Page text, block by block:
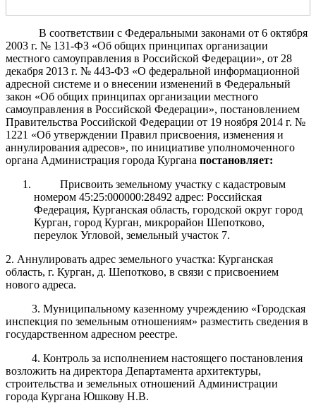
В соответствии с Федеральными законами от 6 октября
2003 г. № 131-ФЗ «Об общих принципах организации
местного самоуправления в Российской Федерации», от 28
декабря 2013 г. № 443-ФЗ «О федеральной информационной
адресной системе и о внесении изменений в Федеральный
закон «Об общих принципах организации местного
самоуправления в Российской Федерации», постановлением
Правительства Российской Федерации от 19 ноября 2014 г. №
1221 «Об утверждении Правил присвоения, изменения и
аннулирования адресов», по инициативе уполномоченного
органа Администрация города Кургана постановляет:
Присвоить земельному участку с кадастровым
номером 45:25:000000:28492 адрес: Российская
Федерация, Курганская область, городской округ город
Курган, город Курган, микрорайон Шепотково,
переулок Угловой, земельный участок 7.
2. Аннулировать адрес земельного участка: Курганская
область, г. Курган, д. Шепотково, в связи с присвоением
нового адреса.
3. Муниципальному казенному учреждению «Городская
инспекция по земельным отношениям» разместить сведения в
государственном адресном реестре.
4. Контроль за исполнением настоящего постановления
возложить на директора Департамента архитектуры,
строительства и земельных отношений Администрации
города Кургана Юшкову Н.В.